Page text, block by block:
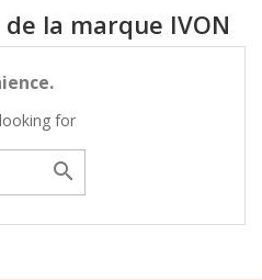
la marque IVON
for
